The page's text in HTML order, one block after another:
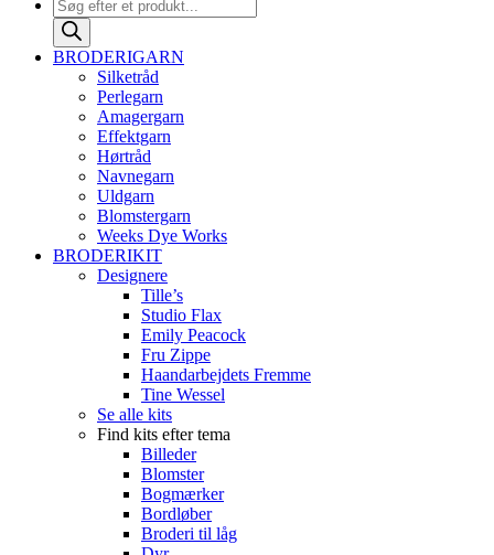
search
BRODERIGARN
Silketråd
Perlegarn
Amagergarn
Effektgarn
Hørtråd
Navnegarn
Uldgarn
Blomstergarn
Weeks Dye Works
BRODERIKIT
Designere
Tille’s
Studio Flax
Emily Peacock
Fru Zippe
Haandarbejdets Fremme
Tine Wessel
Se alle kits
Find kits efter tema
Billeder
Blomster
Bogmærker
Bordløber
Broderi til låg